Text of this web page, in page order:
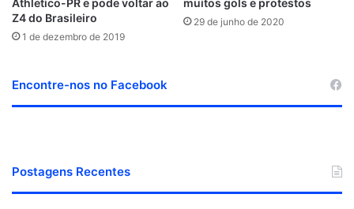
Z4 do Brasileiro
1 de dezembro de 2019
29 de junho de 2020
Encontre-nos no Facebook
Postagens Recentes